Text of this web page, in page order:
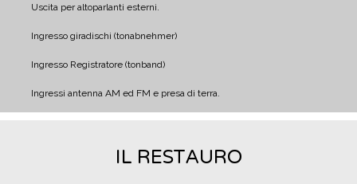
Uscita per altoparlanti esterni.
Ingresso giradischi (tonabnehmer)
Ingresso Registratore (tonband)
Ingressi antenna AM ed FM e presa di terra.
IL RESTAURO